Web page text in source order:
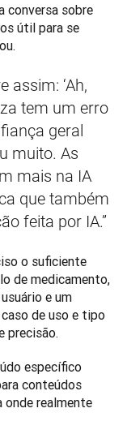
conversa sobre
útil para se
assim: ‘Ah,
tem um erro
geral
muito. As
mais na IA
que também
feita por IA.”
o suficiente
de medicamento,
e um
de uso e tipo
precisão.
específico
conteúdos
realmente